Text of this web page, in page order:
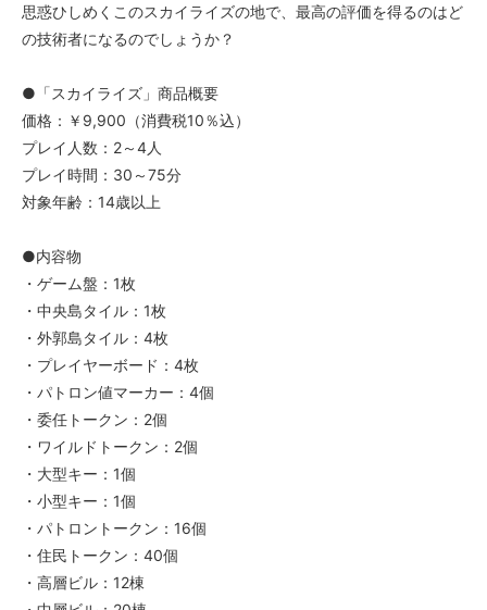
思惑ひしめくこのスカイライズの地で、最高の評価を得るのはど
の技術者になるのでしょうか？
●「スカイライズ」商品概要
価格：￥9,900（消費税10％込）
プレイ人数：2～4人
プレイ時間：30～75分
対象年齢：14歳以上
●内容物
・ゲーム盤：1枚
・中央島タイル：1枚
・外郭島タイル：4枚
・プレイヤーボード：4枚
・パトロン値マーカー：4個
・委任トークン：2個
・ワイルドトークン：2個
・大型キー：1個
・小型キー：1個
・パトロントークン：16個
・住民トークン：40個
・高層ビル：12棟